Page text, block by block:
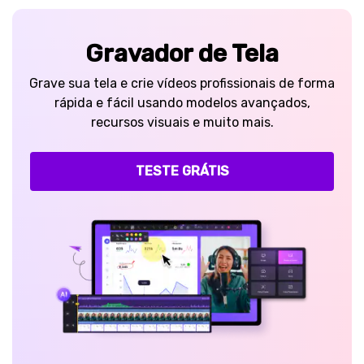
Gravador de Tela
Grave sua tela e crie vídeos profissionais de forma
rápida e fácil usando modelos avançados,
recursos visuais e muito mais.
TESTE GRÁTIS